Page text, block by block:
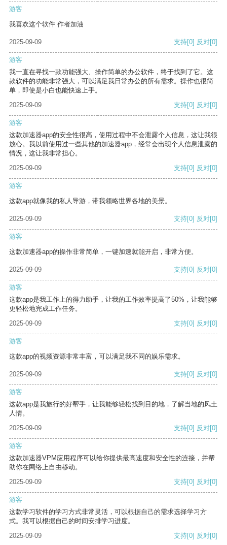
游客
我喜欢这个软件 作者加油
2025-09-09 支持[0] 反对[0]
游客
我一直在寻找一款功能强大、操作简单的办公软件，终于找到了它。这
款软件的功能非常强大，可以满足我日常办公的所有需求。操作也很简
单，即使是小白也能快速上手。
2025-09-09
支持[0] 反对[0]
游客
这款加速器app的安全性很高，使用过程中不会泄露个人信息，这让我很
放心。我以前使用过一些其他的加速器app，经常会出现个人信息泄露的
情况，这让我非常担心。
2025-09-09
支持[0] 反对[0]
游客
这款app就像我的私人导游，带我领略世界各地的美景。
2025-09-09 支持[0] 反对[0]
游客
这款加速器app的操作非常简单，一键加速就能开启，非常方便。
2025-09-09 支持[0] 反对[0]
游客
这款app是我工作上的得力助手，让我的工作效率提高了50%，让我能够
更轻松地完成工作任务。
2025-09-09
支持[0] 反对[0]
游客
这款app的视频资源非常丰富，可以满足我不同的娱乐需求。
2025-09-09 支持[0] 反对[0]
游客
这款app是我旅行的好帮手，让我能够轻松找到目的地，了解当地的风土
人情。
2025-09-09
支持[0] 反对[0]
游客
这款加速器VPM应用程序可以给你提供最高速度和安全性的连接，并帮
助你在网络上自由移动。
2025-09-09
支持[0] 反对[0]
游客
这款学习软件的学习方式非常灵活，可以根据自己的需求选择学习方
式。我可以根据自己的时间安排学习进度。
2025-09-09
支持[0] 反对[0]